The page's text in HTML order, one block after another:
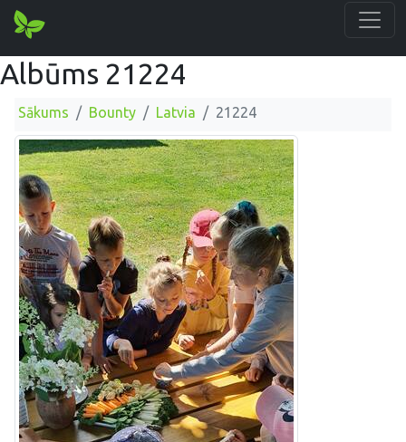
Albūms 21224
Sākums Bounty Latvia 21224